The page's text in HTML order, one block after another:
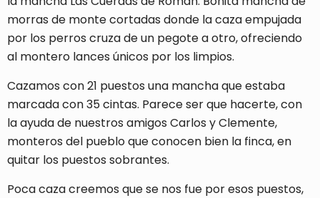
morras de monte cortadas donde la caza empujada
por los perros cruza de un pegote a otro, ofreciendo
al montero lances únicos por los limpios.
Cazamos con 21 puestos una mancha que estaba
marcada con 35 cintas. Parece ser que hacerte, con
la ayuda de nuestros amigos Carlos y Clemente,
monteros del pueblo que conocen bien la finca, en
quitar los puestos sobrantes.
Poca caza creemos que se nos fue por esos puestos,